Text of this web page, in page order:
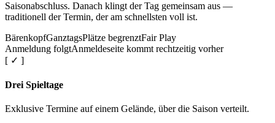
Saisonabschluss. Danach klingt der Tag gemeinsam aus —
traditionell der Termin, der am schnellsten voll ist.
BärenkopfGanztagsPlätze begrenztFair Play
Anmeldung folgtAnmeldeseite kommt rechtzeitig vorher
[ ✓ ]
Drei Spieltage
Exklusive Termine auf einem Gelände, über die Saison verteilt.